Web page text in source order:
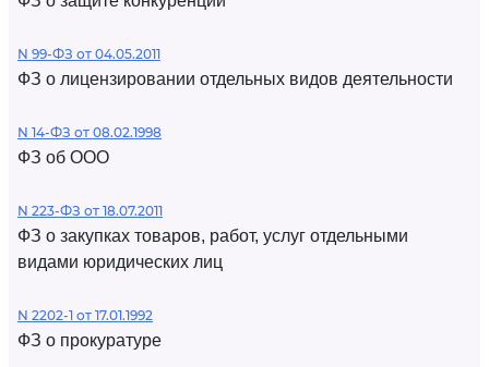
N 99-ФЗ от 04.05.2011
ФЗ о лицензировании отдельных видов деятельности
N 14-ФЗ от 08.02.1998
ФЗ об ООО
N 223-ФЗ от 18.07.2011
ФЗ о закупках товаров, работ, услуг отдельными
видами юридических лиц
N 2202-1 от 17.01.1992
ФЗ о прокуратуре